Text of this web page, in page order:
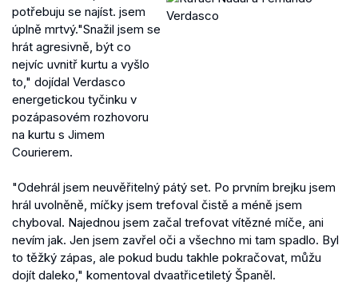
potřebuju se najíst. jsem
úplně mrtvý."Snažil jsem se
hrát agresivně, být co
nejvíc uvnitř kurtu a vyšlo
to," dojídal Verdasco
energetickou tyčinku v
pozápasovém rozhovoru
na kurtu s Jimem
Courierem.
"Odehrál jsem neuvěřitelný pátý set. Po prvním brejku jsem
hrál uvolněně, míčky jsem trefoval čistě a méně jsem
chyboval. Najednou jsem začal trefovat vítězné míče, ani
nevím jak. Jen jsem zavřel oči a všechno mi tam spadlo. Byl
to těžký zápas, ale pokud budu takhle pokračovat, můžu
dojít daleko," komentoval dvaatřicetiletý Španěl.